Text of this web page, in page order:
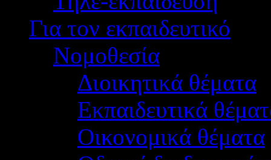
Για τον εκπαιδευτικό
Νομοθεσία
Διοικητικά θέματα
Εκπαιδευτικά
Οικονομικά θέματα